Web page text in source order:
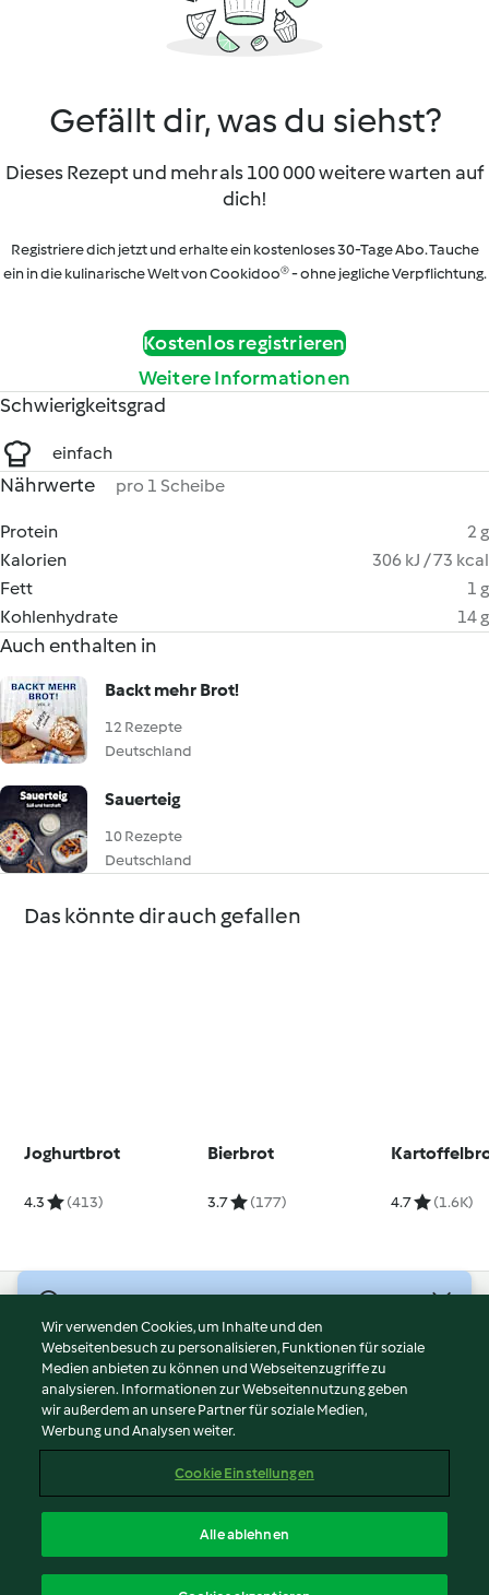
Gefällt dir, was du siehst?
Dieses Rezept und mehr als 100 000 weitere warten auf
dich!
Registriere dich jetzt und erhalte ein kostenloses 30-Tage Abo. Tauche
ein in die kulinarische Welt von Cookidoo® - ohne jegliche Verpflichtung.
Kostenlos registrieren
Weitere Informationen
Schwierigkeitsgrad
einfach
Nährwerte pro 1 Scheibe
Protein
2 g
Kalorien
306 kJ / 73 kcal
Fett
1 g
Kohlenhydrate
14 g
Auch enthalten in
Backt mehr Brot!
12 Rezepte
Deutschland
Sauerteig
10 Rezepte
Deutschland
Das könnte dir auch gefallen
Joghurtbrot
4.3 (413)
Bierbrot
3.7 (177) 4.7 (1.6K)
Nutzungsbedingungen
Datenschutzrichtlinien
Disclaimer
Impressum
Inhalt melden
Erklärung zur Barrierefreiheit
Wir verwenden Cookies, um Inhalte und den
Webseitenbesuch zu personalisieren, Funktionen für soziale
Medien anbieten zu können und Webseitenzugriffe zu
analysieren. Informationen zur Webseitennutzung geben
wir außerdem an unsere Partner für soziale Medien,
Werbung und Analysen weiter.
Cookie Einstellungen
Alle ablehnen